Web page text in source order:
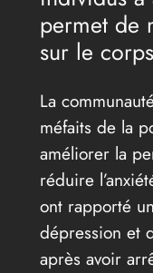
permet de
sur le
La
méfaits de la
améliorer la
réduire
ont rapporté
dépression et
après avoir